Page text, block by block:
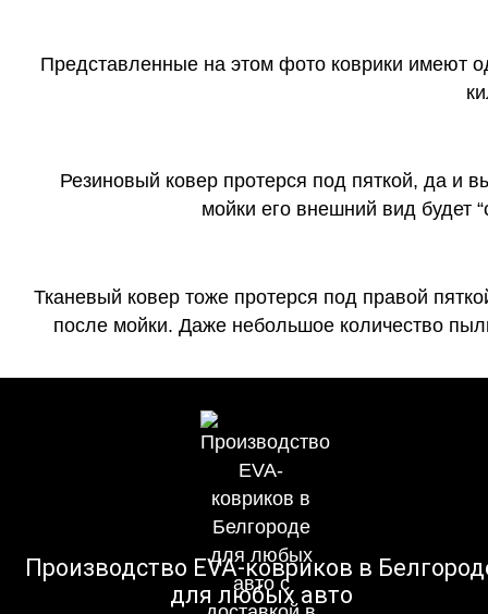
Представленные на этом фото коврики имеют
Резиновый ковер протерся под пяткой, да и
мойки его внешний вид будет
Тканевый ковер тоже протерся под правой
после мойки. Даже небольшое количество
Производство EVA-ковриков в
для любых авто